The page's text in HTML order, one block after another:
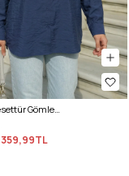
Düğmeli Tesettür Gömlek 612137 - LACİVERT
359,99TL